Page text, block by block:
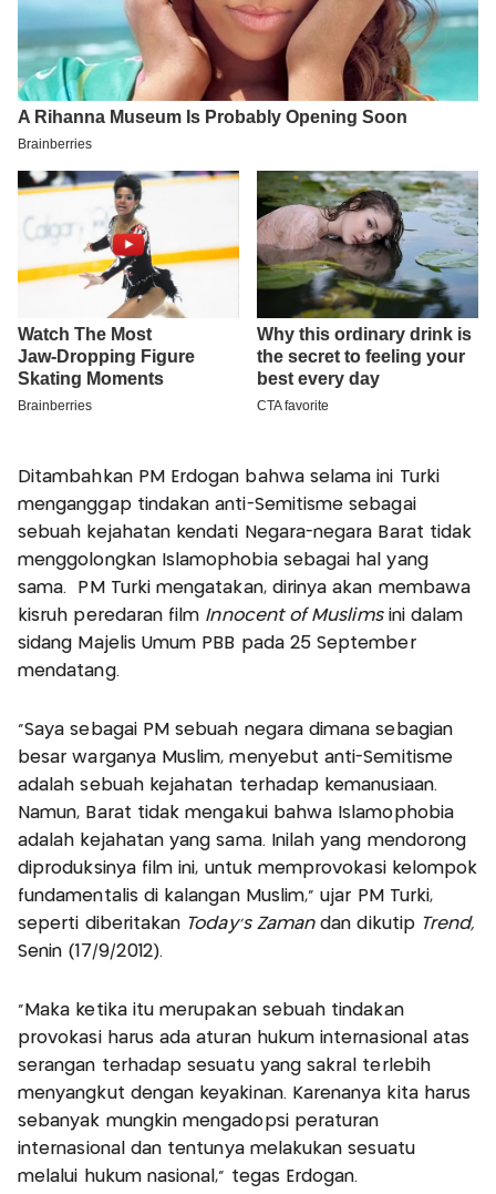
Ditambahkan PM Erdogan bahwa selama ini Turki
menganggap tindakan anti-Semitisme sebagai
sebuah kejahatan kendati Negara-negara Barat tidak
menggolongkan Islamophobia sebagai hal yang
sama. PM Turki mengatakan, dirinya akan membawa
kisruh peredaran film Innocent of Muslimsini dalam
sidang Majelis Umum PBB pada 25 September
mendatang.
"Saya sebagai PM sebuah negara dimana sebagian
besar warganya Muslim, menyebut anti-Semitisme
adalah sebuah kejahatan terhadap kemanusiaan.
Namun, Barat tidak mengakui bahwa Islamophobia
adalah kejahatan yang sama. Inilah yang mendorong
diproduksinya film ini, untuk memprovokasi kelompok
fundamentalis di kalangan Muslim," ujar PM Turki,
seperti diberitakan Today's Zamandan dikutipTrend,
Senin (17/9/2012).
"Maka ketika itu merupakan sebuah tindakan
provokasi harus ada aturan hukum internasional atas
serangan terhadap sesuatu yang sakral terlebih
menyangkut dengan keyakinan. Karenanya kita harus
sebanyak mungkin mengadopsi peraturan
internasional dan tentunya melakukan sesuatu
melalui hukum nasional," tegas Erdogan.